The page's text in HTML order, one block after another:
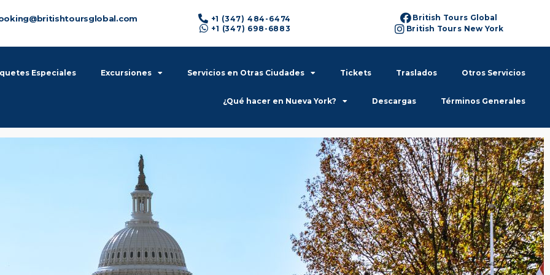
+1 (347) 484-6474
+1 (347) 698-6883
British Tours Global
British Tours New York
Especiales Excursiones Servicios en Otras Ciudades Tickets Traslados Otros Servicios
¿Qué hacer en Nueva York? Descargas Términos Generales